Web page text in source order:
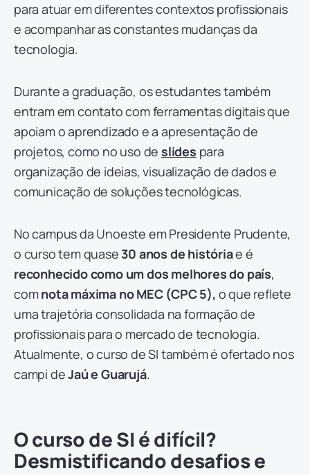
para atuar em diferentes contextos profissionais
e acompanhar as constantes mudanças da
tecnologia.
Durante a graduação, os estudantes também
entram em contato com ferramentas digitais que
apoiam o aprendizado e a apresentação de
projetos, como no uso de slides para
organização de ideias, visualização de dados e
comunicação de soluções tecnológicas.
No campus da Unoeste em Presidente Prudente,
o curso tem quase 30 anos de históriae é
reconhecido como um dos melhores do país,
comnota máxima no MEC (CPC 5), o que reflete
uma trajetória consolidada na formação de
profissionais para o mercado de tecnologia.
Atualmente, o curso de SI também é ofertado nos
campi deJaú e Guarujá.
O curso de SI é difícil?
Desmistificando desafios e